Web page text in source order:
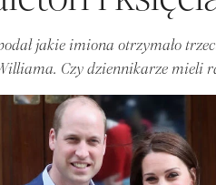
jakie imiona otrzymało
Czy dziennikarze mieli